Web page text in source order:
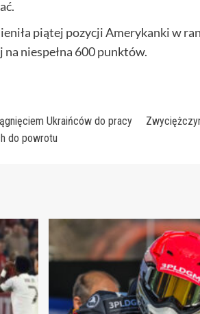
piątej pozycji Amerykanki w
niespełna 600 punktów.
Ukraińców do pracy
do powrotu